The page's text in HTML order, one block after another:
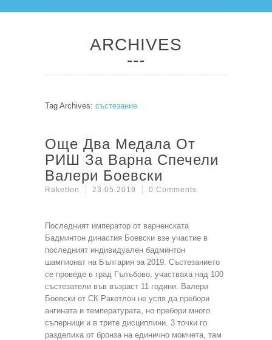
ARCHIVES
Tag Archives: състезание
Още Два Медала От
РИШ За Варна Спечели
Валери Боевски
Raketlon 23.05.2019 0 Comments
Последният император от варненската
Бадминтон династия Боевски взе участие в
последният индивидуален бадминтон
шампионат на България за 2019. Състезанието
се проведе в град Гълъбово, участваха над 100
състезатели във възраст 11 години. Валери
Боевски от СК Ракетлон не успя да пребори
ангината и температурата, но пребори много
съперници и в трите дисциплини. 3 точки го
разделиха от бронза на единично момчета, там